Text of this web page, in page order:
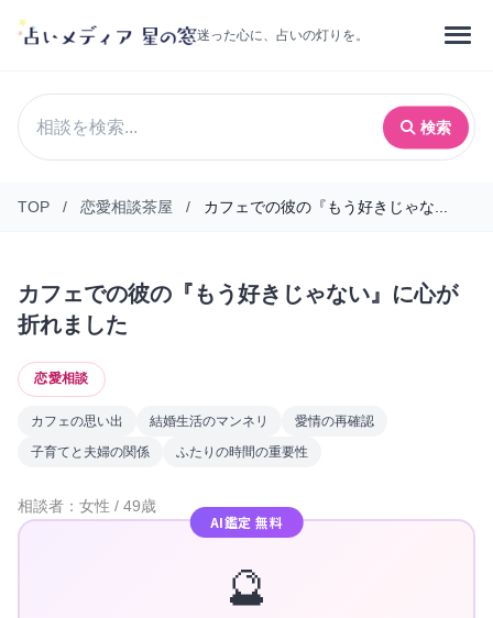
迷った心に、占いの灯りを。
検索
TOP / 恋愛相談茶屋 / カフェでの彼の『もう好きじゃな...
カフェでの彼の『もう好きじゃない』に心が
折れました
恋愛相談
カフェの思い出 結婚生活のマンネリ
愛情の再確認
子育てと夫婦の関係
ふたりの時間の重要性
相談者：女性 / 49歳
AI鑑定 無料
🔮